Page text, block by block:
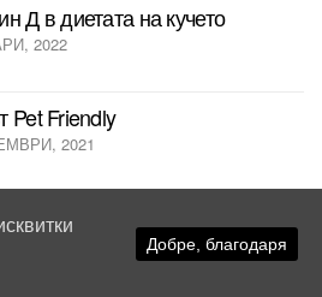
Д в диетата на кучето
2022
Pet Friendly
2021
път
Добре, благодаря